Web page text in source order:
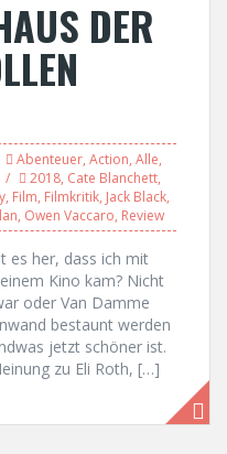
DER
Abenteuer, Action, Alle,
2018, Cate Blanchett,
, Film, Filmkritik, Jack Black,
, Owen Vaccaro, Review
es her, dass ich mit
Kino kam? Nicht
oder Van Damme
bestaunt werden
jetzt schöner ist.
zu Eli Roth, […]